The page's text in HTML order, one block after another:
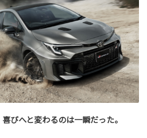
びへと変わるのは一瞬だった。